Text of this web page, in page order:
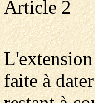
Article 2
L'extension
faite à